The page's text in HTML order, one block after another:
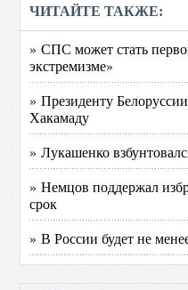
ЧИТАЙТЕ ТАКЖЕ:
» СПС может стать
экстремизме»
» Президенту
Хакамаду
» Лукашенко
» Немцов поддержал
срок
» В России будет не